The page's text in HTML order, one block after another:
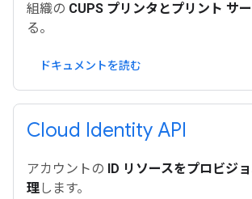
組織の CUPS プリンタとプリント サ
る。
ドキュメントを読む
Cloud Identity API
アカウントの ID リソースをプロビジ
理 します。